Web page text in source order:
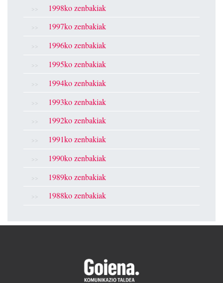
1998ko zenbakiak
1997ko zenbakiak
1996ko zenbakiak
1995ko zenbakiak
1994ko zenbakiak
1993ko zenbakiak
1992ko zenbakiak
1991ko zenbakiak
1990ko zenbakiak
1989ko zenbakiak
1988ko zenbakiak